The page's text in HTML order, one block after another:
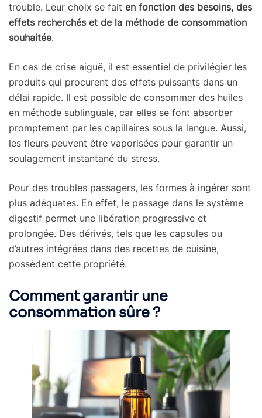
trouble. Leur choix se fait en fonction des besoins, des
effets recherchés et de la méthode de consommation
souhaitée.
En cas de crise aiguë, il est essentiel de privilégier les
produits qui procurent des effets puissants dans un
délai rapide. Il est possible de consommer des huiles
en méthode sublinguale, car elles se font absorber
promptement par les capillaires sous la langue. Aussi,
les fleurs peuvent être vaporisées pour garantir un
soulagement instantané du stress.
Pour des troubles passagers, les formes à ingérer sont
plus adéquates. En effet, le passage dans le système
digestif permet une libération progressive et
prolongée. Des dérivés, tels que les capsules ou
d’autres intégrées dans des recettes de cuisine,
possèdent cette propriété.
Comment garantir une
consommation sûre ?